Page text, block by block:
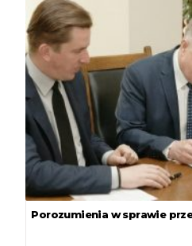
Porozumienia w sprawie